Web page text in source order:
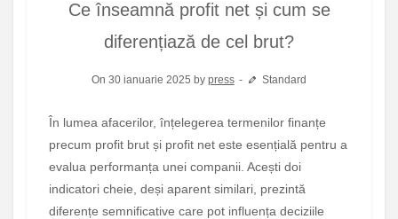
Ce înseamnă profit net și cum se
diferențiază de cel brut?
On 30 ianuarie 2025 by press Standard
În lumea afacerilor, înțelegerea termenilor finanțe
precum profit brut și profit net este esențială pentru a
evalua performanța unei companii. Acești doi
indicatori cheie, deși aparent similari, prezintă
diferențe semnificative care pot influența deciziile